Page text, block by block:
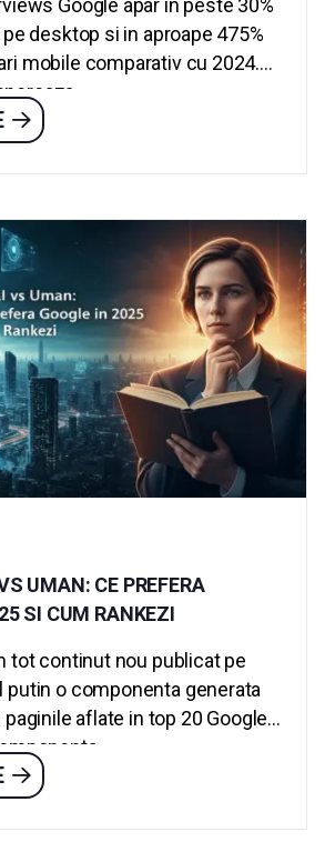
Google apar in peste 30%
desktop si in aproape 475%
mobile comparativ cu 2024.
UMAN: CE PREFERA
SI CUM RANKEZI
tot continut nou publicat pe
putin o componenta generata
paginile aflate in top 20 Google